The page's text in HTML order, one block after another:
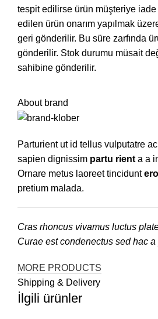
tespit edilirse ürün müşteriye iade
edilen ürün onarım yapılmak
geri gönderilir. Bu süre zarfında
gönderilir. Stok durumu müsait
sahibine gönderilir.
About brand
Parturient ut id tellus vulputatre
sapien dignissim partu rient a a
Ornare metus laoreet tincidunt
pretium malada.
Cras rhoncus vivamus luctus
Curae est condenectus sed hac
MORE PRODUCTS
Shipping & Delivery
İlgili ürünler